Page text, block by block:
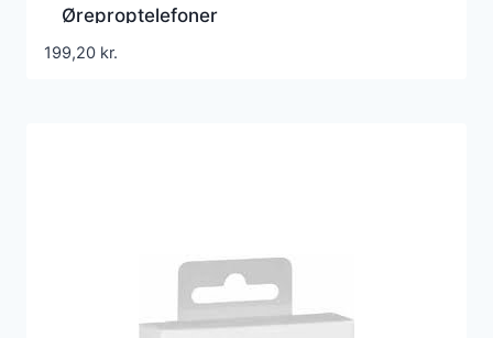
Øreproptelefoner
199,20 kr.